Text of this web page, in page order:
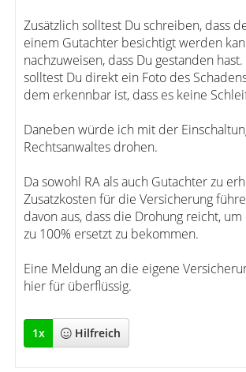
Zusätzlich solltest Du schreiben, dass
einem Gutachter besichtigt werden
nachzuweisen, dass Du gestanden
solltest Du direkt ein Foto des
dem erkennbar ist, dass es keine
Daneben würde ich mit der
Rechtsanwaltes drohen.
Da sowohl RA als auch Gutachter zu
Zusatzkosten für die Versicherung
davon aus, dass die Drohung reicht,
zu 100% ersetzt zu bekommen.
Eine Meldung an die eigene
hier für überflüssig.
1x Hilfreich